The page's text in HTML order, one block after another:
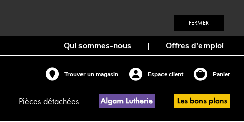
FERMER
Qui sommes-nous | Offres d'emploi
Trouver un magasin Espace client Panier
Pièces détachées